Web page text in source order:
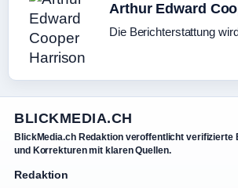
Arthur Edward
Die Berichterstattung
BLICKMEDIA.CH
BlickMedia.ch Redaktion veroffentlicht verifizierte
und Korrekturen mit klaren Quellen.
Redaktion